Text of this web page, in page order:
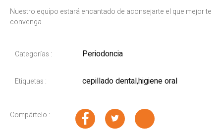
Nuestro equipo estará encantado de aconsejarte el que mejor te
convenga.
Categorías : Periodoncia
Etiquetas : cepillado dental,higiene oral
Compártelo :